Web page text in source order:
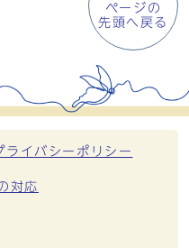
ページの
先頭へ戻る
ライバシーポリシー
対応